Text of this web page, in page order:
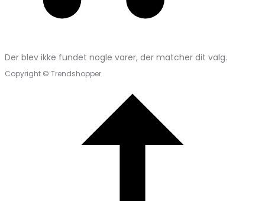
Der blev ikke fundet nogle varer, der matcher dit valg.
Copyright © Trendshopper